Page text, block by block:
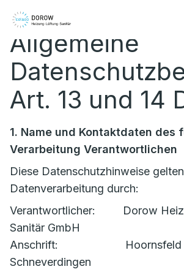
Allgemeine
Art. 13 und 14
1. Name und Kontaktdaten des
Verarbeitung Verantwortlichen
Diese Datenschutzhinweise
Datenverarbeitung durch:
Verantwortlicher: Dorow
Sanitär GmbH
Anschrift: Hoornsfeld 4,
Schneverdingen